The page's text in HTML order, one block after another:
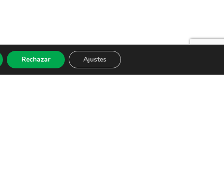
Rechazar Ajustes